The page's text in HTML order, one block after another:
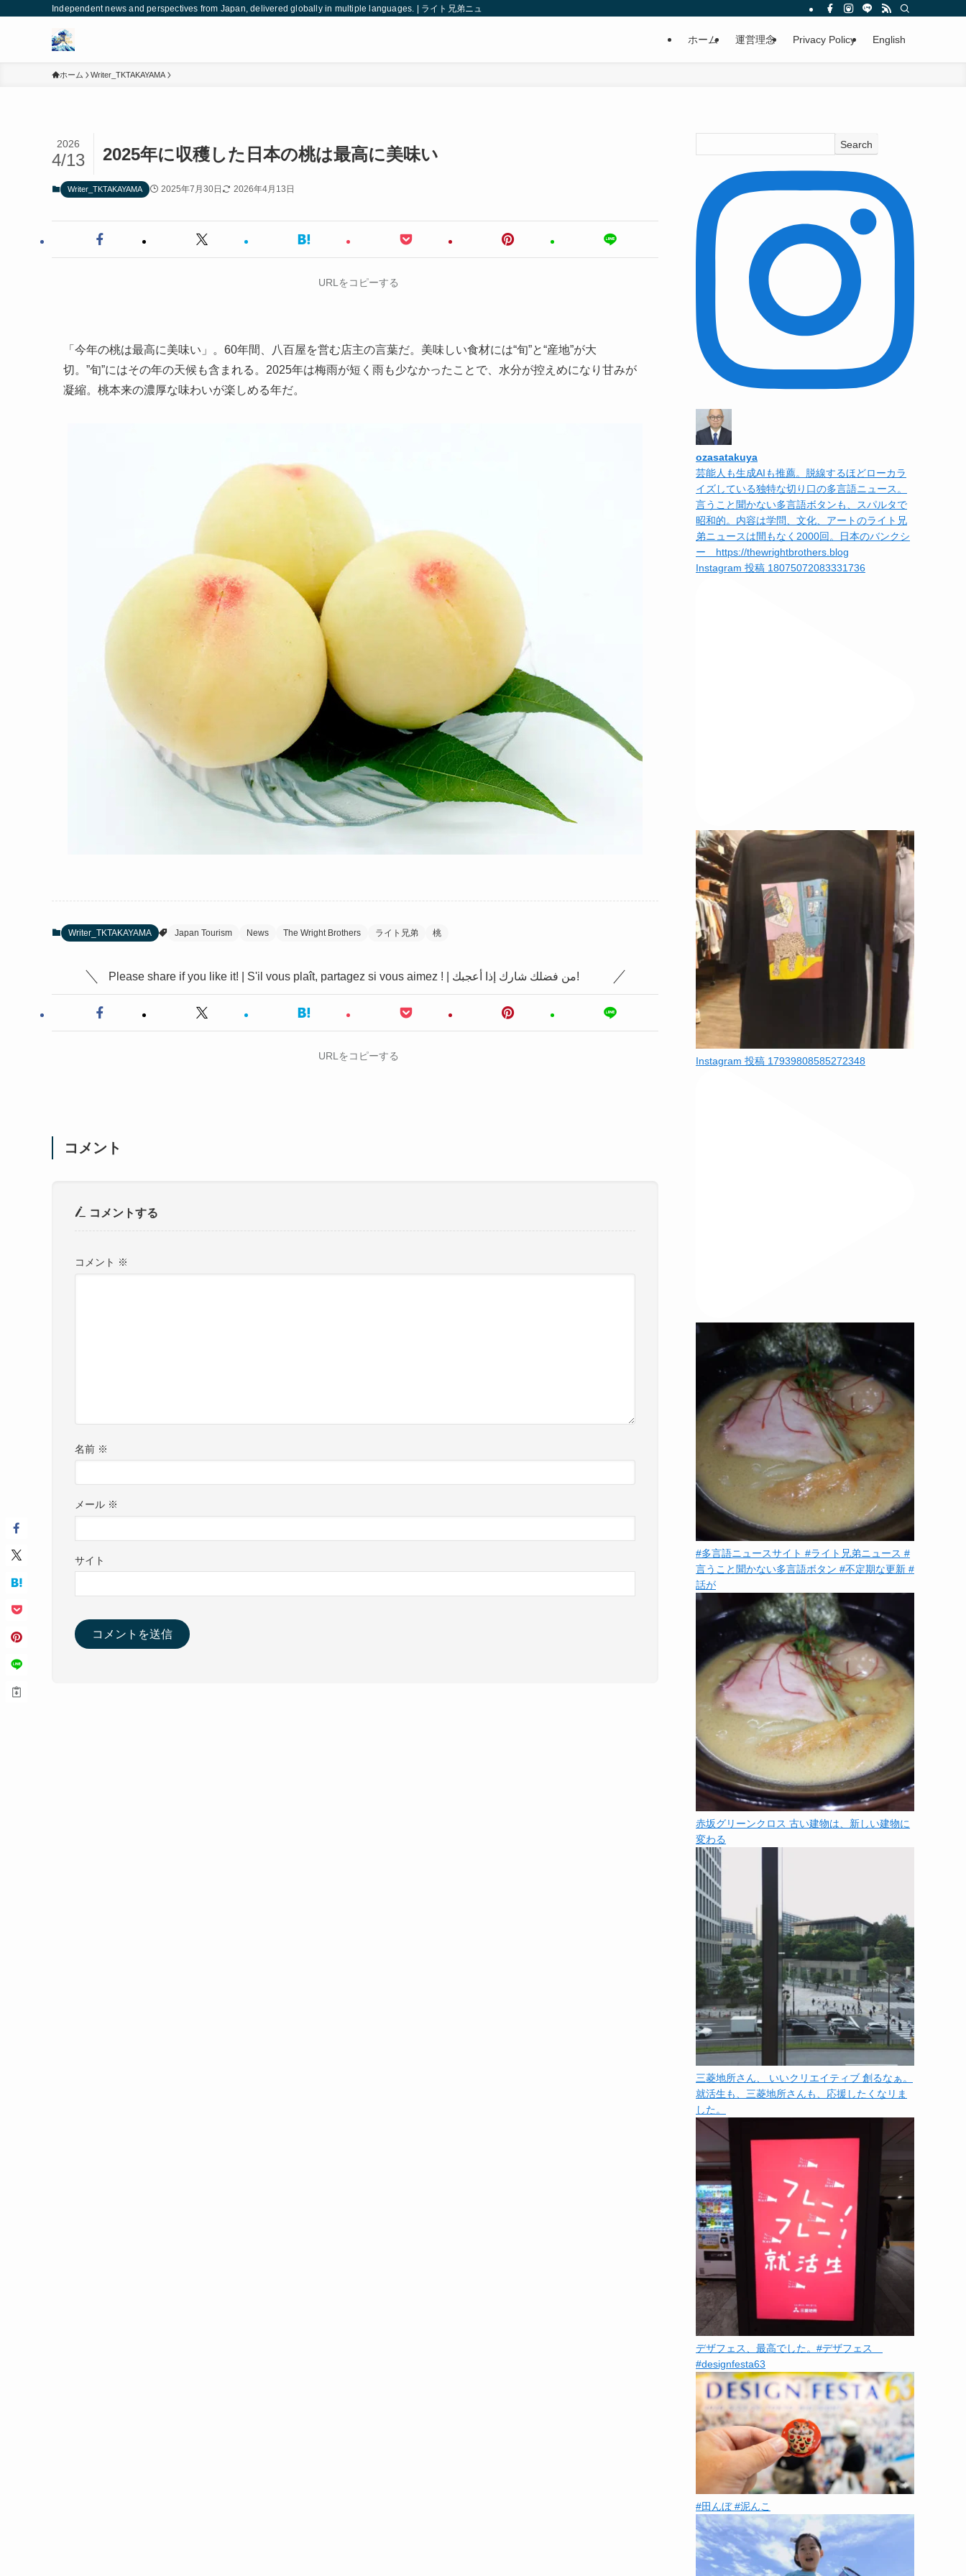
Independent news and perspectives from Japan, delivered globally in multiple languages. | ライト兄弟ニュース｜世界と日本を読み解く多言語ニュースサイト
ホーム 運営理念 Privacy Policy English
ホーム Writer_TKTAKAYAMA
2025年に収穫した日本の桃は最高に美味い
2026
4/13
Writer_TKTAKAYAMA 2025年7月30日 2026年4月13日
URLをコピーする
「今年の桃は最高に美味い」。60年間、八百屋を営む店主の言葉だ。美味しい食材には“旬”と“産地”が大
切。”旬”にはその年の天候も含まれる。2025年は梅雨が短く雨も少なかったことで、水分が控えめになり甘みが
凝縮。桃本来の濃厚な味わいが楽しめる年だ。
Writer_TKTAKAYAMA Japan Tourism News The Wright Brothers ライト兄弟 桃
Please share if you like it! | S'il vous plaît, partagez si vous aimez ! | من فضلك شارك إذا أعجبك!
URLをコピーする
コメント
コメントする
コメント ※
名前 ※
メール ※
サイト
Search
ozasatakuya
芸能人も生成AIも推薦。脱線するほどローカラ
イズしている独特な切り口の多言語ニュース。
言うこと聞かない多言語ボタンも、スパルタで
昭和的。内容は学問、文化、アートのライト兄
弟ニュースは間もなく2000回。日本のバンクシ
ー https://thewrightbrothers.blog
Instagram 投稿 18075072083331736
Instagram 投稿 17939808585272348
#多言語ニュースサイト #ライト兄弟ニュース #
言うこと聞かない多言語ボタン #不定期な更新 #
話が
赤坂グリーンクロス 古い建物は、新しい建物に
変わる
三菱地所さん、 いいクリエイティブ 創るなぁ。
就活生も、三菱地所さんも、応援したくなリま
した。
デザフェス、最高でした。#デザフェス
#designfesta63
#田んぼ #泥んこ